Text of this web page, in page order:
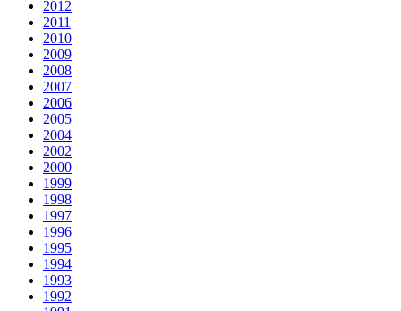
2012
2011
2010
2009
2008
2007
2006
2005
2004
2002
2000
1999
1998
1997
1996
1995
1994
1993
1992